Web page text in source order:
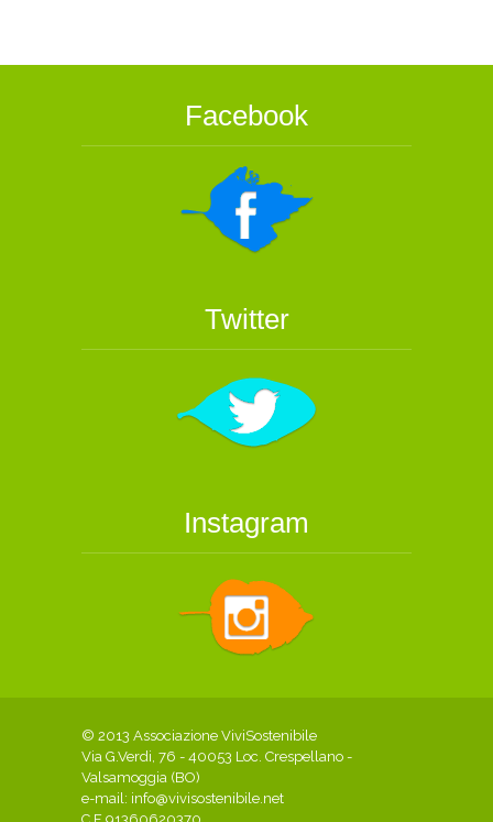
Facebook
Twitter
Instagram
© 2013 Associazione ViviSostenibile
Via G.Verdi, 76 - 40053 Loc. Crespellano -
Valsamoggia (BO)
e-mail: info@vivisostenibile.net